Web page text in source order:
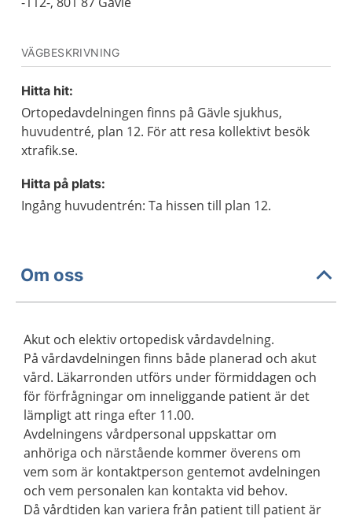
VÄGBESKRIVNING
Hitta hit:
Ortopedavdelningen finns på Gävle sjukhus,
huvudentré, plan 12. För att resa kollektivt besök
xtrafik.se.
Hitta på plats:
Ingång huvudentrén: Ta hissen till plan 12.
Om oss
Akut och elektiv ortopedisk vårdavdelning.
På vårdavdelningen finns både planerad och akut
vård. Läkarronden utförs under förmiddagen och
för förfrågningar om inneliggande patient är det
lämpligt att ringa efter 11.00.
Avdelningens vårdpersonal uppskattar om
anhöriga och närstående kommer överens om
vem som är kontaktperson gentemot avdelningen
och vem personalen kan kontakta vid behov.
Då vårdtiden kan variera från patient till patient är